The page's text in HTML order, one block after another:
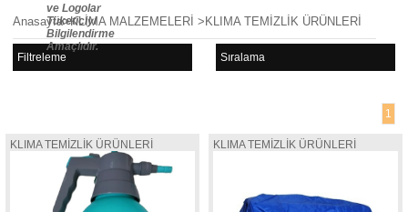
ve Logolar
Tüketiciyi
Bilgilendirme
Amaçlıdır.
Anasayfa>KLİMA MALZEMELERİ > KLIMA TEMİZLİK ÜRÜNLERİ
Filtreleme Sıralama
1
KLIMA TEMİZLİK ÜRÜNLERİ KLIMA TEMİZLİK ÜRÜNLERİ